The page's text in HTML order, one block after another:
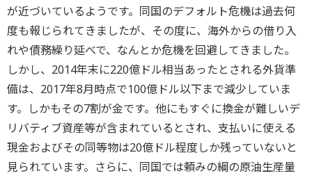
が近づいているようです。同国のデフォルト危機は過去何
度も報じられてきましたが、その度に、海外からの借り入
れや債務繰り延べで、なんとか危機を回避してきました。
しかし、2014年末に220億ドル相当あったとされる外貨準
備は、2017年8月時点で100億ドル以下まで減少していま
す。しかもその7割が金です。他にもすぐに換金が難しいデ
リバティブ資産等が含まれているとされ、支払いに使える
現金およびその同等物は20億ドル程度しか残っていないと
見られています。さらに、同国では頼みの綱の原油生産量